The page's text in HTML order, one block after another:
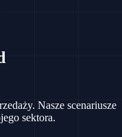
Nasze scenariusze
sektora.